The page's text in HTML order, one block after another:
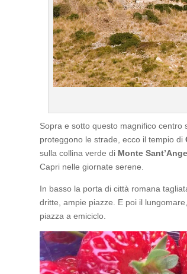
Sopra e sotto questo magnifico
proteggono le strade, ecco il tempio di
sulla collina verde di Monte
Capri nelle giornate serene.
In basso la porta di città romana
dritte, ampie piazze. E poi il
piazza a emiciclo.